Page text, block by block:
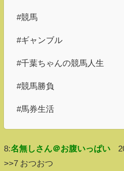
#競馬
#ギャンブル
#千葉ちゃんの競馬人生
#競馬勝負
#馬券生活
8:名無しさん＠お腹いっぱい
>>7 おつおつ